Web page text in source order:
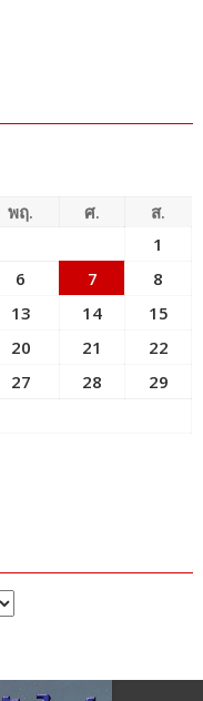
พฤ. ศ.
ส.
1
6 7
8
13 14
15
20 21
22
27 28
29